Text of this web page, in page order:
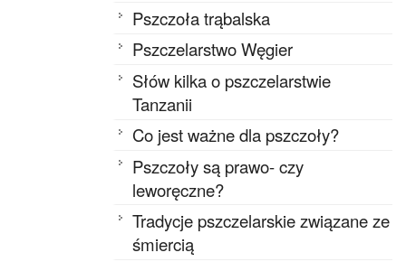
Pszczoła trąbalska
Pszczelarstwo Węgier
Słów kilka o pszczelarstwie
Tanzanii
Co jest ważne dla pszczoły?
Pszczoły są prawo- czy
leworęczne?
Tradycje pszczelarskie związane ze
śmiercią